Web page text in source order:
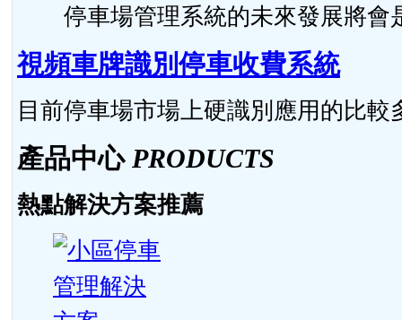
停車場管理系統的未來發展將會
視頻車牌識別停車收費系統
目前停車場市場上硬識別應用的比
產品中心 PRODUCTS
熱點解決方案推薦